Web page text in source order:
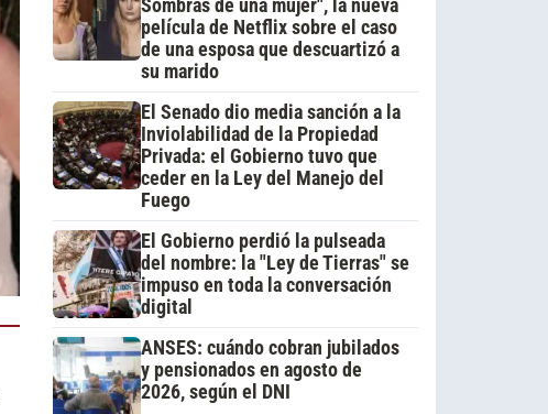
Sombras de una mujer", la nueva
película de Netflix sobre el caso
de una esposa que descuartizó a
su marido
El Senado dio media sanción a la
Inviolabilidad de la Propiedad
Privada: el Gobierno tuvo que
ceder en la Ley del Manejo del
Fuego
El Gobierno perdió la pulseada
del nombre: la "Ley de Tierras" se
impuso en toda la conversación
digital
ANSES: cuándo cobran jubilados
y pensionados en agosto de
2026, según el DNI